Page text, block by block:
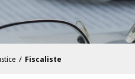
/ Fiscaliste